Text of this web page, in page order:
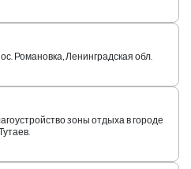
Романовка, Ленинградская обл.
зоны отдыха в городе